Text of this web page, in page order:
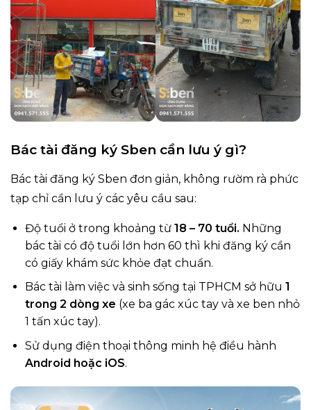
Bác tài đăng ký Sben cần lưu ý gì?
Bác tài đăng ký Sben đơn giản, không rườm rà phức
tạp chỉ cần lưu ý các yêu cầu sau:
Độ tuổi ở trong khoảng từ 18 – 70 tuổi. Những
bác tài có độ tuổi lớn hơn 60 thì khi đăng ký cần
có giấy khám sức khỏe đạt chuẩn.
Bác tài làm việc và sinh sống tại TPHCM sở hữu 1
trong 2 dòng xe (xe ba gác xúc tay và xe ben nhỏ
1 tấn xúc tay).
Sử dụng điện thoại thông minh hệ điều hành
Android hoặc iOS.